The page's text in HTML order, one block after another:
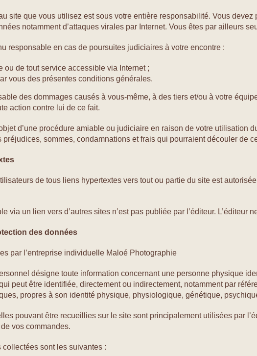
site que vous utilisez est sous votre entière responsabilité. Vous
notamment d’attaques virales par Internet. Vous êtes par ailleurs
responsable en cas de poursuites judiciaires à votre encontre :
ou de tout service accessible via Internet ;
vous des présentes conditions générales.
des dommages causés à vous-même, à des tiers et/ou à votre
action contre lui de ce fait.
d’une procédure amiable ou judiciaire en raison de votre utilisation
préjudices, sommes, condamnations et frais qui pourraient découler de
de tous liens hypertextes vers tout ou partie du site est
via un lien vers d’autres sites n’est pas publiée par l’éditeur. L’éditeur
des données
par l’entreprise individuelle Maloé Photographie
désigne toute information concernant une personne physique
peut être identifiée, directement ou indirectement, notamment par
propres à son identité physique, physiologique, génétique,
pouvant être recueillies sur le site sont principalement utilisées par
vos commandes.
sont les suivantes :